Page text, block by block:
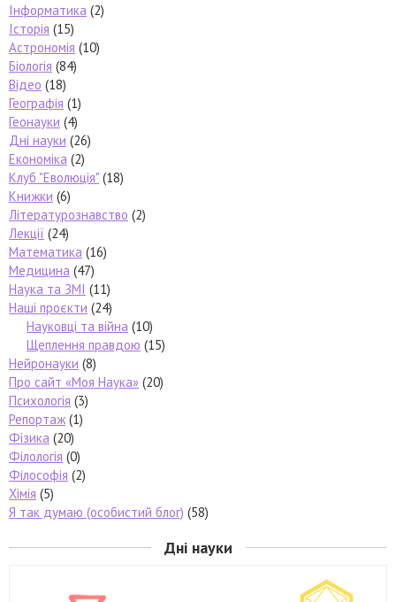
Інформатика (2)
Історія (15)
Астрономія (10)
Біологія (84)
Відео (18)
Географія (1)
Геонауки (4)
Дні науки (26)
Економіка (2)
Клуб "Еволюція" (18)
Книжки (6)
Літературознавство (2)
Лекції (24)
Математика (16)
Медицина (47)
Наука та ЗМІ (11)
Наші проєкти (24)
Науковці та війна (10)
Щеплення правдою (15)
Нейронауки (8)
Про сайт «Моя Наука» (20)
Психологія (3)
Репортаж(1)
Фізика (20)
Філологія (0)
Філософія (2)
Хімія (5)
Я так думаю (особистий блог) (58)
Дні науки